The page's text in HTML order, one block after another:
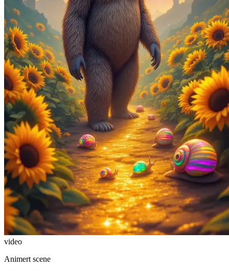
video
Animert scene